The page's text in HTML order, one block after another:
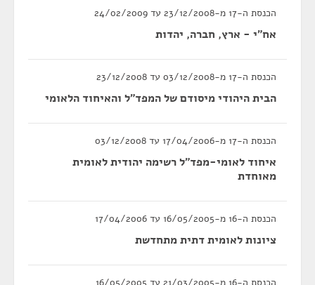
הכנסת ה-17 מ-23/12/2008 עד 24/02/2009
אח"י - ארץ, חברה, יהדות
הכנסת ה-17 מ-03/12/2008 עד 23/12/2008
הבית היהודי מיסודם של המפד"ל והאיחוד הלאומי
הכנסת ה-17 מ-17/04/2006 עד 03/12/2008
איחוד לאומי-מפד"ל רשימה יהודית לאומית
מאוחדת
הכנסת ה-16 מ-16/05/2005 עד 17/04/2006
ציונות לאומית דתית מתחדשת